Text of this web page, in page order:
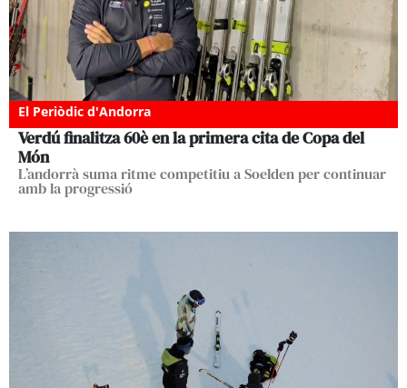
El Periòdic d'Andorra
Verdú finalitza 60è en la primera cita de Copa del
Món
L’andorrà suma ritme competitiu a Soelden per continuar
amb la progressió